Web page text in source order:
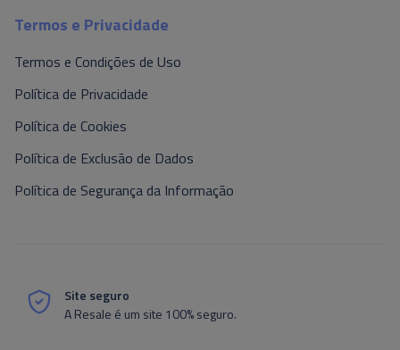
Termos e Privacidade
Termos e Condições de Uso
Política de Privacidade
Política de Cookies
Política de Exclusão de Dados
Política de Segurança da Informação
Site seguro
A Resale é um site 100% seguro.